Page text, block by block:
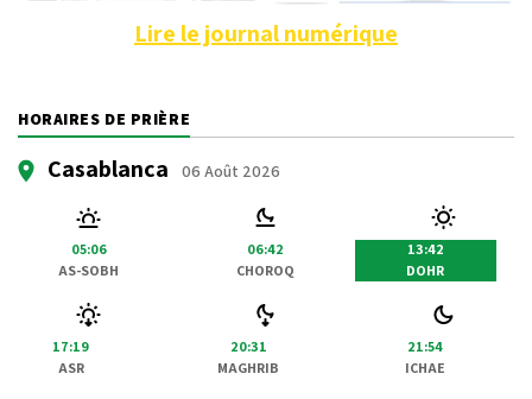
Lire le journal numérique
HORAIRES DE PRIÈRE
Casablanca 06 Août 2026
05:06
AS-SOBH
06:42
CHOROQ
13:42
DOHR
17:19
ASR
20:31
MAGHRIB
21:54
ICHAE